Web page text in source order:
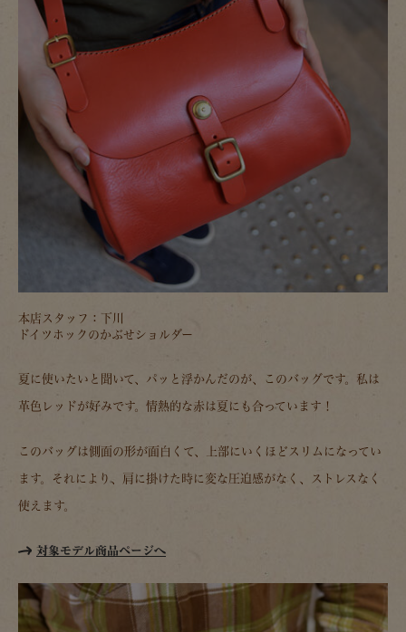
本店スタッフ：下川
ドイツホックのかぶせショルダー
夏に使いたいと聞いて、パッと浮かんだのが、このバッグです。私は
革色レッドが好みです。情熱的な赤は夏にも合っています！
このバッグは側面の形が面白くて、上部にいくほどスリムになってい
ます。それにより、肩に掛けた時に変な圧迫感がなく、ストレスなく
使えます。
対象モデル商品ページへ